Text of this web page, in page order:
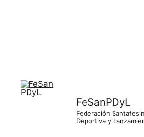
FeSanPDyL
Federación
Deportiva y